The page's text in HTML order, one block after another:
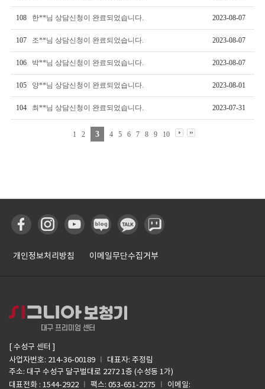
108 한**님 상담신청이 완료되었습니다. 2023-08-07
107 조**님 상담신청이 완료되었습니다. 2023-08-07
106 박**님 상담신청이 완료되었습니다. 2023-08-07
105 양**님 상담신청이 완료되었습니다. 2023-08-01
104 최**님 상담신청이 완료되었습니다. 2023-07-31
1 2 3 4 5 6 7 8 9 10
개인정보처리방침 이메일무단수집거부
[ 수성구 센터 ]
사업자번호: 214-36-00189 I 대표자: 주정림
주소: 대구 수성구 달구벌대로 2272 1층 (수성동 1가)
대표전화 : 1544-2922 I 팩스: 053-651-2275 I 이메일: